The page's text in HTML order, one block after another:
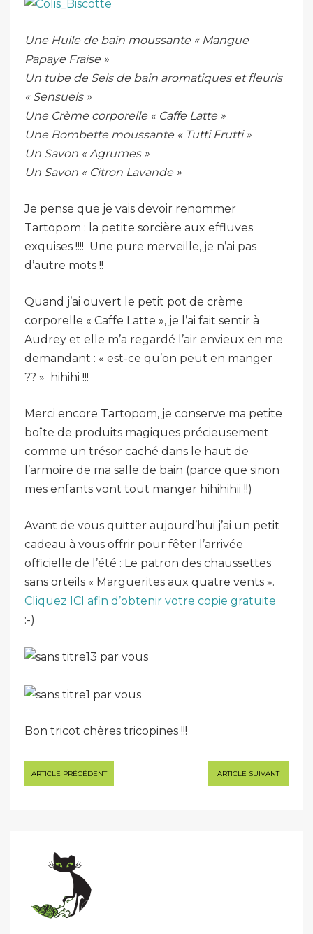
Une Huile de bain moussante « Mangue
Papaye Fraise »
Un tube de Sels de bain aromatiques et fleuris
« Sensuels »
Une Crème corporelle « Caffe Latte »
Une Bombette moussante « Tutti Frutti »
Un Savon « Agrumes »
Un Savon « Citron Lavande »
Je pense que je vais devoir renommer
Tartopom : la petite sorcière aux effluves
exquises !!!! Une pure merveille, je n’ai pas
d’autre mots !!
Quand j’ai ouvert le petit pot de crème
corporelle « Caffe Latte », je l’ai fait sentir à
Audrey et elle m’a regardé l’air envieux en me
demandant : « est-ce qu’on peut en manger
?? » hihihi !!!
Merci encore Tartopom, je conserve ma petite
boîte de produits magiques précieusement
comme un trésor caché dans le haut de
l’armoire de ma salle de bain (parce que sinon
mes enfants vont tout manger hihihihii !!)
Avant de vous quitter aujourd’hui j’ai un petit
cadeau à vous offrir pour fêter l’arrivée
officielle de l’été : Le patron des chaussettes
sans orteils « Marguerites aux quatre vents ».
Cliquez ICI afin d’obtenir votre copie gratuite
:-)
Bon tricot chères tricopines !!!
Navigation
de
ARTICLE PRÉCÉDENT ARTICLE SUIVANT